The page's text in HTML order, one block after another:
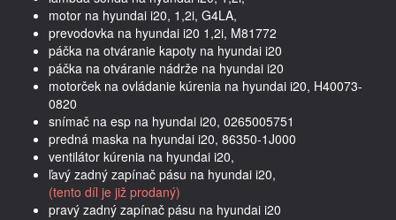
motor na hyundai i20, 1,2i, G4LA,
prevodovka na hyundai i20 1,2i, M81772
páčka na otváranie kapoty na hyundai i20
páčka na otváranie nádrže na hyundai i20
motorček na ovládanie kúrenia na hyundai i20, H40073-
0820
snímač na esp na hyundai i20, 0265005751
predná maska na hyundai i20, 86350-1J000
ventilátor kúrenia na hyundai i20,
ľavý zadný zapínač pásu na hyundai i20,
(tento díl je již prodaný)
pravý zadný zapínač pásu na hyundai i20